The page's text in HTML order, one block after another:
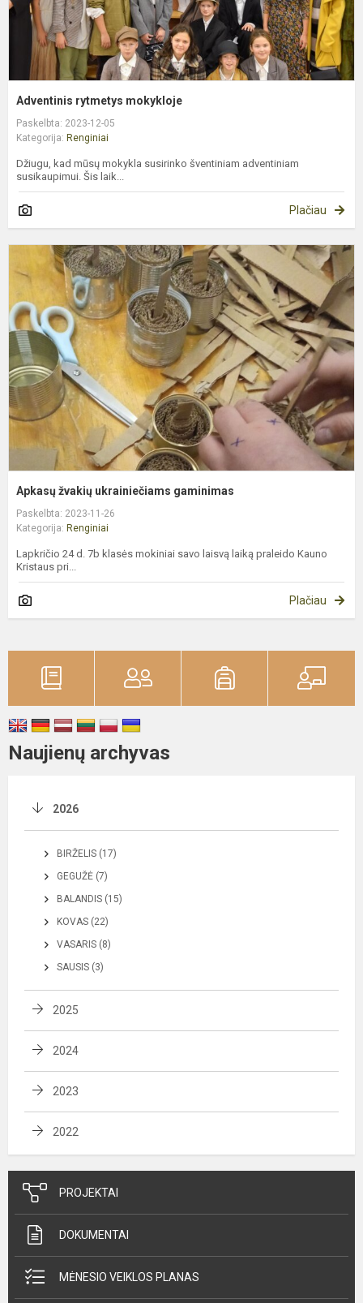
Adventinis rytmetys mokykloje
Paskelbta: 2023-12-05
Kategorija: Renginiai
Džiugu, kad mūsų mokykla susirinko šventiniam adventiniam
susikaupimui. Šis laik...
Plačiau
Apkasų žvakių ukrainiečiams gaminimas
Paskelbta: 2023-11-26
Kategorija: Renginiai
Lapkričio 24 d. 7b klasės mokiniai savo laisvą laiką praleido Kauno
Kristaus pri...
Plačiau
Naujienų archyvas
2026
BIRŽELIS (17)
GEGUŽĖ (7)
BALANDIS (15)
KOVAS (22)
VASARIS (8)
SAUSIS (3)
2025
2024
2023
2022
PROJEKTAI
DOKUMENTAI
MĖNESIO VEIKLOS PLANAS